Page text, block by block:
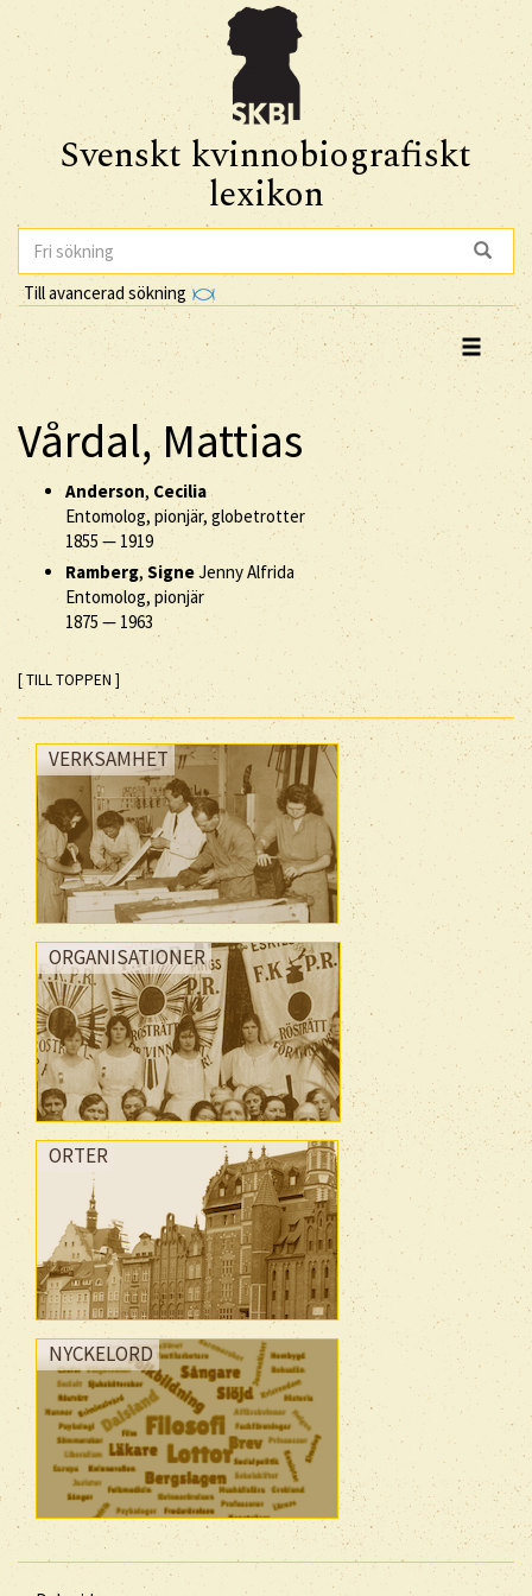
Svenskt kvinnobiografiskt
lexikon
Till avancerad sökning
Vårdal, Mattias
Anderson, Cecilia
Entomolog, pionjär, globetrotter
1855 — 1919
Ramberg, SigneJenny Alfrida
Entomolog, pionjär
1875 — 1963
[ TILL TOPPEN ]
VERKSAMHET
ORGANISATIONER
ORTER
NYCKELORD